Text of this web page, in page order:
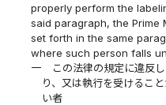
properly perform the
said paragraph, the Prime
set forth in the same
where such person falls
一
この法律の規定に違反
り、又は執行を受けるこ
い者